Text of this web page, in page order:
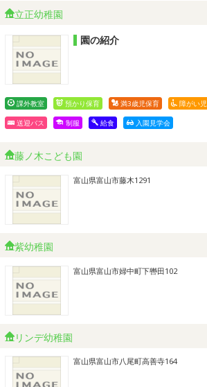
立正幼稚園
園の紹介
課外教室 預かり保育 満3歳児保育 障がい児
送迎バス 制服 給食 入園見学会
藤ノ木こども園
富山県富山市藤木1291
紫幼稚園
富山県富山市婦中町下轡田102
リンデ幼稚園
富山県富山市八尾町高善寺164